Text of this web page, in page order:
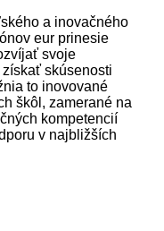
a inovačného
eur prinesie
svoje
skúsenosti
to inovované
škôl, zamerané na
kompetencií
v najbližších